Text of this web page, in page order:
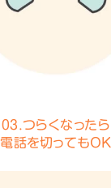
03.つらくなったら
電話を切ってもOK